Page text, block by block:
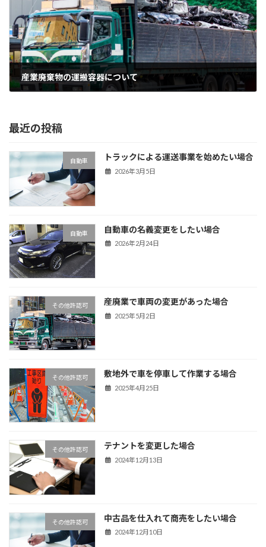
産業廃棄物の運搬容器について
最近の投稿
自動車 トラックによる運送事業を始めたい場合
2026年3月5日
自動車 自動車の名義変更をしたい場合
2026年2月24日
その他許認可 産廃業で車両の変更があった場合
2025年5月2日
その他許認可 敷地外で車を停車して作業する場合
2025年4月25日
その他許認可 テナントを変更した場合
2024年12月13日
その他許認可 中古品を仕入れて商売をしたい場合
2024年12月10日